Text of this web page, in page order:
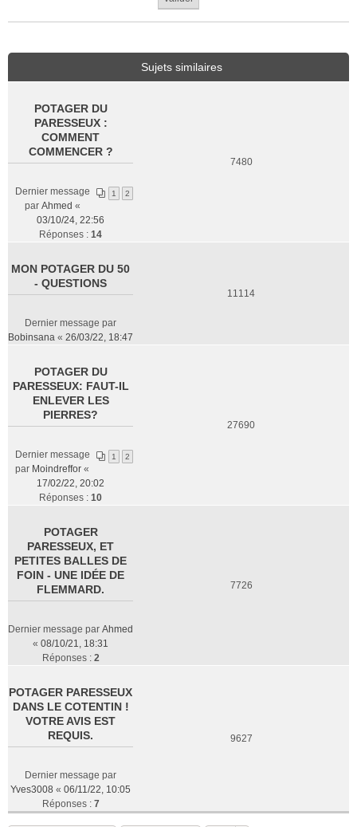
Sujets similaires
POTAGER DU
PARESSEUX :
COMMENT
COMMENCER ?
1 2
Dernier message
par Ahmed «
03/10/24, 22:56
Réponses : 14
7480
MON POTAGER DU 50
- QUESTIONS
Dernier message par
Bobinsana « 26/03/22, 18:47
11114
POTAGER DU
PARESSEUX: FAUT-IL
ENLEVER LES
PIERRES?
1 2
Dernier message
par Moindreffor «
17/02/22, 20:02
Réponses : 10
27690
POTAGER
PARESSEUX, ET
PETITES BALLES DE
FOIN - UNE IDÉE DE
FLEMMARD.
Dernier message par Ahmed
« 08/10/21, 18:31
Réponses : 2
7726
POTAGER PARESSEUX
DANS LE COTENTIN !
VOTRE AVIS EST
REQUIS.
Dernier message par
Yves3008 « 06/11/22, 10:05
Réponses : 7
9627